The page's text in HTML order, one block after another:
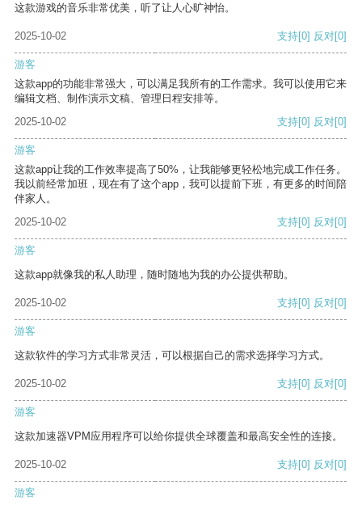
这款游戏的音乐非常优美，听了让人心旷神怡。
2025-10-02 支持[0] 反对[0]
游客
这款app的功能非常强大，可以满足我所有的工作需求。我可以使用它来
编辑文档、制作演示文稿、管理日程安排等。
2025-10-02
支持[0] 反对[0]
游客
这款app让我的工作效率提高了50%，让我能够更轻松地完成工作任务。
我以前经常加班，现在有了这个app，我可以提前下班，有更多的时间陪
伴家人。
2025-10-02
支持[0] 反对[0]
游客
这款app就像我的私人助理，随时随地为我的办公提供帮助。
2025-10-02 支持[0] 反对[0]
游客
这款软件的学习方式非常灵活，可以根据自己的需求选择学习方式。
2025-10-02 支持[0] 反对[0]
游客
这款加速器VPM应用程序可以给你提供全球覆盖和最高安全性的连接。
2025-10-02 支持[0] 反对[0]
游客